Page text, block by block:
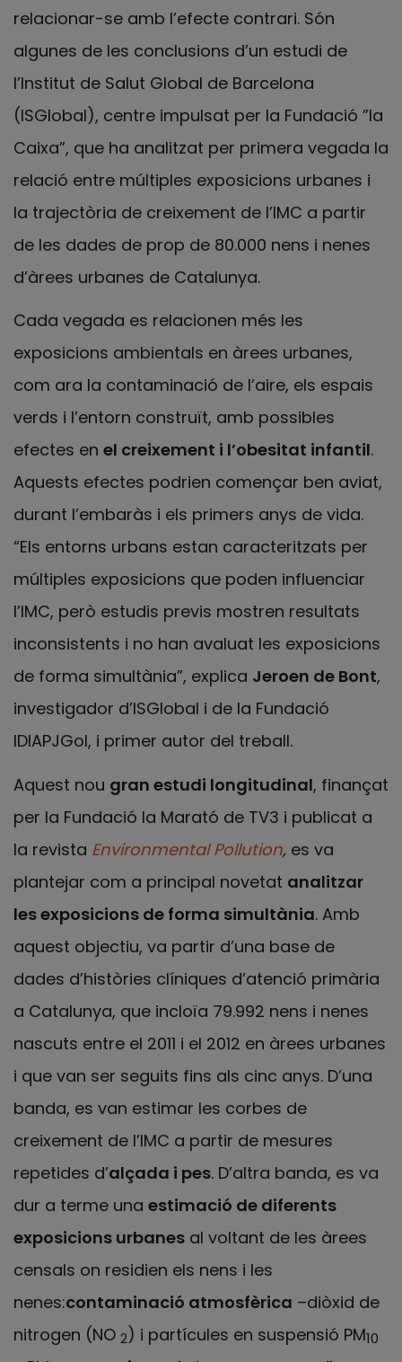
relacionar-se amb l’efecte contrari. Són
algunes de les conclusions d’un estudi de
l’Institut de Salut Global de Barcelona
(ISGlobal), centre impulsat per la Fundació ”la
Caixa”, que ha analitzat per primera vegada la
relació entre múltiples exposicions urbanes i
la trajectòria de creixement de l’IMC a partir
de les dades de prop de 80.000 nens i nenes
d’àrees urbanes de Catalunya.
Cada vegada es relacionen més les
exposicions ambientals en àrees urbanes,
com ara la contaminació de l’aire, els espais
verds i l’entorn construït, amb possibles
efectes en el creixement i l’obesitat infantil.
Aquests efectes podrien començar ben aviat,
durant l’embaràs i els primers anys de vida.
“Els entorns urbans estan caracteritzats per
múltiples exposicions que poden influenciar
l’IMC, però estudis previs mostren resultats
inconsistents i no han avaluat les exposicions
de forma simultània”, explica Jeroen de Bont,
investigador d’ISGlobal i de la Fundació
IDIAPJGol, i primer autor del treball.
Aquest nou gran estudi longitudinal, finançat
per la Fundació la Marató de TV3 i publicat a
la revista Environmental Pollution, es va
plantejar com a principal novetat analitzar
les exposicions de forma simultània. Amb
aquest objectiu, va partir d’una base de
dades d’històries clíniques d’atenció primària
a Catalunya, que incloïa 79.992 nens i nenes
nascuts entre el 2011 i el 2012 en àrees urbanes
i que van ser seguits fins als cinc anys. D’una
banda, es van estimar les corbes de
creixement de l’IMC a partir de mesures
repetides d’alçada i pes. D’altra banda, es va
dur a terme una estimació de diferents
exposicions urbanes al voltant de les àrees
censals on residien els nens i les
nenes:contaminació atmosfèrica –diòxid de
nitrogen (NO 2) i partícules en suspensió PM10